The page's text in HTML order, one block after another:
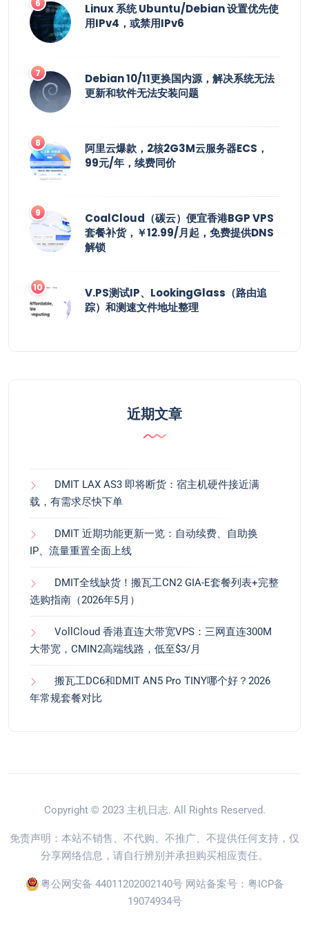
Linux 系统 Ubuntu/Debian 设置优先使
用IPv4，或禁用IPv6
Debian 10/11更换国内源，解决系统无法
更新和软件无法安装问题
阿里云爆款，2核2G3M云服务器ECS，
99元/年，续费同价
CoalCloud（碳云）便宜香港BGP VPS
套餐补货，￥12.99/月起，免费提供DNS
解锁
V.PS测试IP、LookingGlass（路由追
踪）和测速文件地址整理
近期文章
DMIT LAX AS3 即将断货：宿主机硬件接近满
载，有需求尽快下单
DMIT 近期功能更新一览：自动续费、自助换
IP、流量重置全面上线
DMIT全线缺货！搬瓦工CN2 GIA-E套餐列表+完整
选购指南（2026年5月）
VollCloud 香港直连大带宽VPS：三网直连300M
大带宽，CMIN2高端线路，低至$3/月
搬瓦工DC6和DMIT AN5 Pro TINY哪个好？2026
年常规套餐对比
Copyright © 2023 主机日志. All Rights Reserved.
免责声明：本站不销售、不代购、不推广、不提供任何支持，仅
分享网络信息，请自行辨别并承担购买相应责任。
粤公网安备 44011202002140号 网站备案号： 粤ICP备
19074934号